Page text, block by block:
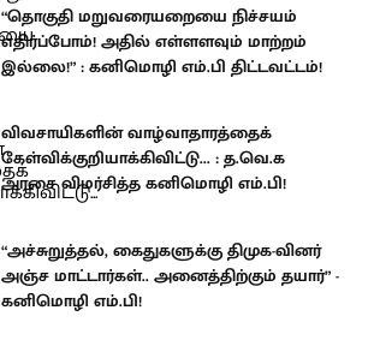
“தொகுதி மறுவரையறையை நிச்சயம்
எதிர்ப்போம்! அதில் எள்ளளவும் மாற்றம்
இல்லை!” : கனிமொழி எம்.பி திட்டவட்டம்!
விவசாயிகளின் வாழ்வாதாரத்தைக்
கேள்விக்குறியாக்கிவிட்டு... : த.வெ.க
அரசை விமர்சித்த கனிமொழி எம்.பி!
“அச்சுறுத்தல், கைதுகளுக்கு திமுக-வினர்
அஞ்ச மாட்டார்கள்.. அனைத்திற்கும் தயார்” -
கனிமொழி எம்.பி!